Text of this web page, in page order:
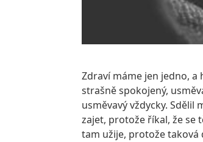
Zdraví máme jen jedno,
strašně spokojený,
usměvavý vždycky.
zajet, protože říkal, že se
tam užije, protože taková